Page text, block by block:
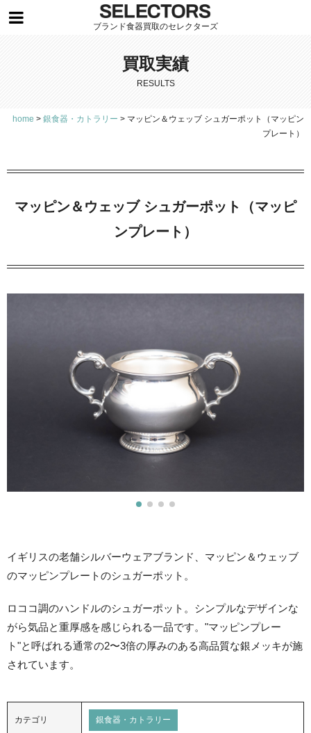
ブランド食器買取のセレクターズ
買取実績
RESULTS
home > 銀食器・カトラリー > マッピン＆ウェッブ シュガーポット（マッピン
プレート）
マッピン＆ウェッブ シュガーポット（マッピ
ンプレート）
イギリスの老舗シルバーウェアブランド、マッピン＆ウェッブ
のマッピンプレートのシュガーポット。
ロココ調のハンドルのシュガーポット。シンプルなデザインな
がら気品と重厚感を感じられる一品です。"マッピンプレー
ト"と呼ばれる通常の2〜3倍の厚みのある高品質な銀メッキが施
されています。
カテゴリ 銀食器・カトラリー